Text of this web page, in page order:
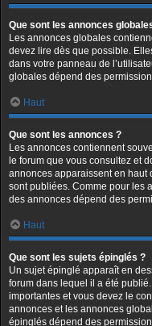
Que sont les annonces
Les annonces globales
devez lire dès que possible.
dans votre panneau de
globales dépend des
Haut
Que sont les annonces ?
Les annonces contiennent
le forum que vous consultez et
annonces apparaissent en
sont publiées. Comme pour les
des annonces dépend des
Haut
Que sont les sujets épinglés ?
Un sujet épinglé apparaît en
forum dans lequel il a été
importantes et vous devez le
annonces et les annonces
épinglés dépend des